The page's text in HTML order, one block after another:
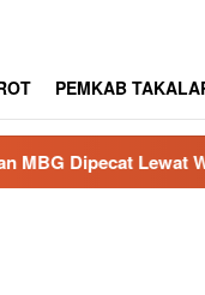
PEMKAB
WhatsApp, Janji